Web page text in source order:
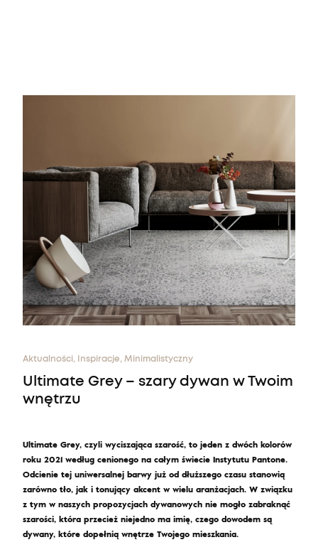
Aktualności, Inspiracje, Minimalistyczny
Ultimate Grey – szary dywan w Twoim
wnętrzu
Ultimate Grey, czyli wyciszająca szarość, to jeden z dwóch kolorów
roku 2021 według cenionego na całym świecie Instytutu Pantone.
Odcienie tej uniwersalnej barwy już od dłuższego czasu stanowią
zarówno tło, jak i tonujący akcent w wielu aranżacjach. W związku
z tym w naszych propozycjach dywanowych nie mogło zabraknąć
szarości, która przecież niejedno ma imię, czego dowodem są
dywany, które dopełnią wnętrze Twojego mieszkania.